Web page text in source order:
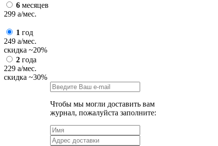
6 месяцев
299 a/мес.
1 год
249 a/мес.
скидка ~20%
2 года
229 a/мес.
скидка ~30%
Чтобы мы могли доставить вам
журнал, пожалуйста заполните: